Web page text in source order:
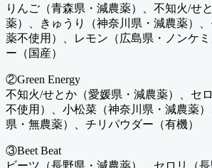
りんご（青森県・減農薬）、不知火/せ
薬）、きゅうり（神奈川県・減農薬）
薬不使用）、レモン（広島県・ノンケ
ー（国産）
②Green Energy
不知火/せとか（愛媛県・減農薬）、セ
不使用）、小松菜（神奈川県・減農薬
県・無農薬）、チリパウダー（有機）
③Beet Beat
ビーツ（長野県・減農薬）、セロリ（